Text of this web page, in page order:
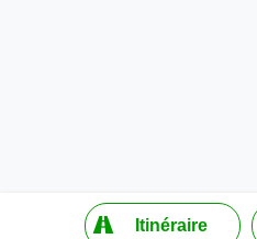
MapLibre
Itinéraire